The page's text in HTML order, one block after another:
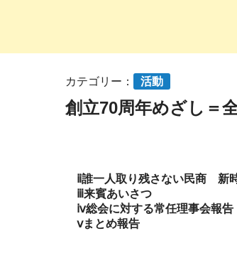
カテゴリー： 活動
創立70周年めざし＝
ⅱ誰一人取り残さない民商 新
ⅲ来賓あいさつ
ⅳ総会に対する常任理事会報告
ⅴまとめ報告